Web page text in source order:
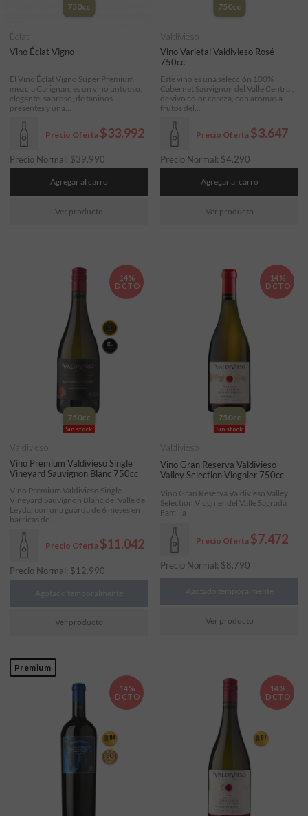
750cc
Vino Éclat Vigno
Precio Oferta $33.992
Precio Normal: $39.990
Éclat
El Vino Éclat Vigno Super Premium
mezcla Carignan, es un vino untuoso,
elegante, sabroso, de taninos
presentes y una...
Agregar al carro
Ver producto
750cc
Vino Varietal Valdivieso Rosé
750cc
Precio Oferta $3.647
Precio Normal: $4.290
Valdivieso
Este vino es una selección 100%
Cabernet Sauvignon del Valle Central,
de vivo color cereza, con aromas a
frutos del...
Agregar al carro
Ver producto
14%
DCTO
750cc
Sin stock
Vino Premium Valdivieso Single
Vineyard Sauvignon Blanc 750cc
Precio Oferta $11.042
Precio Normal: $12.990
Valdivieso
Vino Premium Valdivieso Single
Vineyard Sauvignon Blanc del Valle de
Leyda, con una guarda de 6 meses en
barricas de...
Agotado temporalmente
Ver producto
14%
DCTO
750cc
Sin stock
Vino Gran Reserva Valdivieso
Valley Selection Viognier 750cc
Precio Oferta $7.472
Precio Normal: $8.790
Valdivieso
Vino Gran Reserva Valdivieso Valley
Selection Viognier del Valle Sagrada
Familia
Agotado temporalmente
Ver producto
Premium
14%
DCTO
14%
DCTO